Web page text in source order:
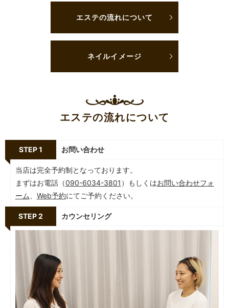
エステの流れについて
ネイルイメージ
エステの流れについて
STEP 1 お問い合わせ
当店は完全予約制となっております。
まずはお電話（090-6034-3801 ）もしくはお問い合わせフォ
ーム
Web予約にてご予約ください。
STEP 2 カウンセリング